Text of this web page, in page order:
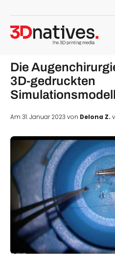
Die
3D-gedruckten
Am 31. Januar 2023 von Delona Z.